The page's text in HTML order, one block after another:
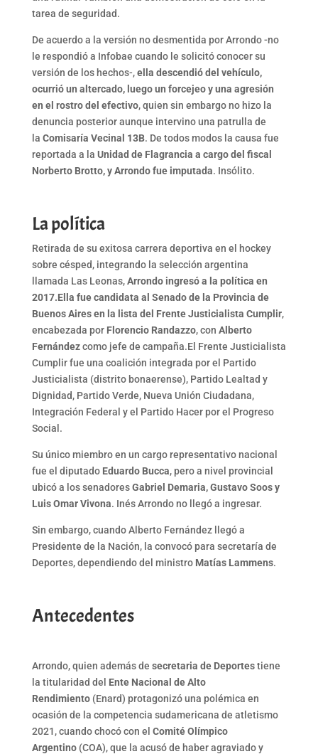
tarea de seguridad.
De acuerdo a la versión no desmentida por Arrondo -no
le respondió a Infobae cuando le solicitó conocer su
versión de los hechos-,ella descendió del vehículo,
ocurrió un altercado, luego un forcejeo y una agresión
en el rostro del efectivo, quien sin embargo no hizo la
denuncia posterior aunque intervino una patrulla de
la Comisaría Vecinal 13B. De todos modos la causa fue
reportada a la Unidad de Flagrancia a cargo del fiscal
Norberto Brotto, y Arrondo fue imputada. Insólito.
La política
Retirada de su exitosa carrera deportiva en el hockey
sobre césped, integrando la selección argentina
llamada Las Leonas,Arrondo ingresó a la política en
2017.Ella fue candidata al Senado de la Provincia de
Buenos Aires en la lista del Frente Justicialista Cumplir,
encabezada por Florencio Randazzo, con Alberto
Fernándezcomo jefe de campaña.El Frente Justicialista
Cumplir fue una coalición integrada por el Partido
Justicialista (distrito bonaerense), Partido Lealtad y
Dignidad, Partido Verde, Nueva Unión Ciudadana,
Integración Federal y el Partido Hacer por el Progreso
Social.
Su único miembro en un cargo representativo nacional
fue el diputado Eduardo Bucca, pero a nivel provincial
ubicó a los senadoresGabriel Demaria, Gustavo Soos y
Luis Omar Vivona. Inés Arrondo no llegó a ingresar.
Sin embargo, cuando Alberto Fernández llegó a
Presidente de la Nación, la convocó para secretaría de
Deportes, dependiendo del ministro Matías Lammens.
Antecedentes
Arrondo, quien además de secretaria de Deportestiene
la titularidad del Ente Nacional de Alto
Rendimiento(Enard) protagonizó una polémica en
ocasión de la competencia sudamericana de atletismo
2021, cuando chocó con el Comité Olímpico
Argentino(COA), que la acusó de haber agraviado y